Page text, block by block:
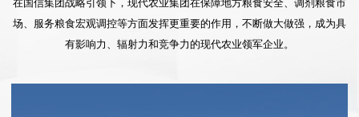
在国信集团战略引领下，现代农业集团在保障地方粮食安全、调剂粮食市
场、服务粮食宏观调控等方面发挥更重要的作用，不断做大做强，成为具
有影响力、辐射力和竞争力的现代农业领军企业。